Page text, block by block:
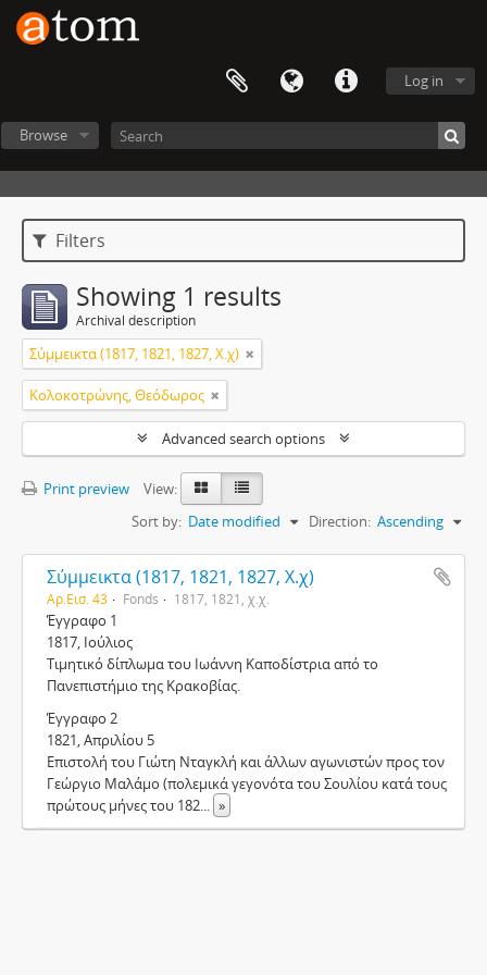
Log in
Browse
Filters
Showing 1 results
Archival description
Σύμμεικτα (1817, 1821, 1827, Χ.χ)
Κολοκοτρώνης, Θεόδωρος
Advanced search options
Print preview
View:
Sort by: Date modified Direction: Ascending
Σύμμεικτα (1817, 1821, 1827, Χ.χ)
Αρ.Εισ. 43 Fonds 1817, 1821, χ.χ.
Έγγραφο 1
1817, Ιούλιος
Τιμητικό δίπλωμα του Ιωάννη Καποδίστρια από το
Πανεπιστήμιο της Κρακοβίας.
Έγγραφο 2
1821, Απριλίου 5
Επιστολή του Γιώτη Νταγκλή και άλλων αγωνιστών προς τον
Γεώργιο Μαλάμο (πολεμικά γεγονότα του Σουλίου κατά τους
πρώτους μήνες του 182... »